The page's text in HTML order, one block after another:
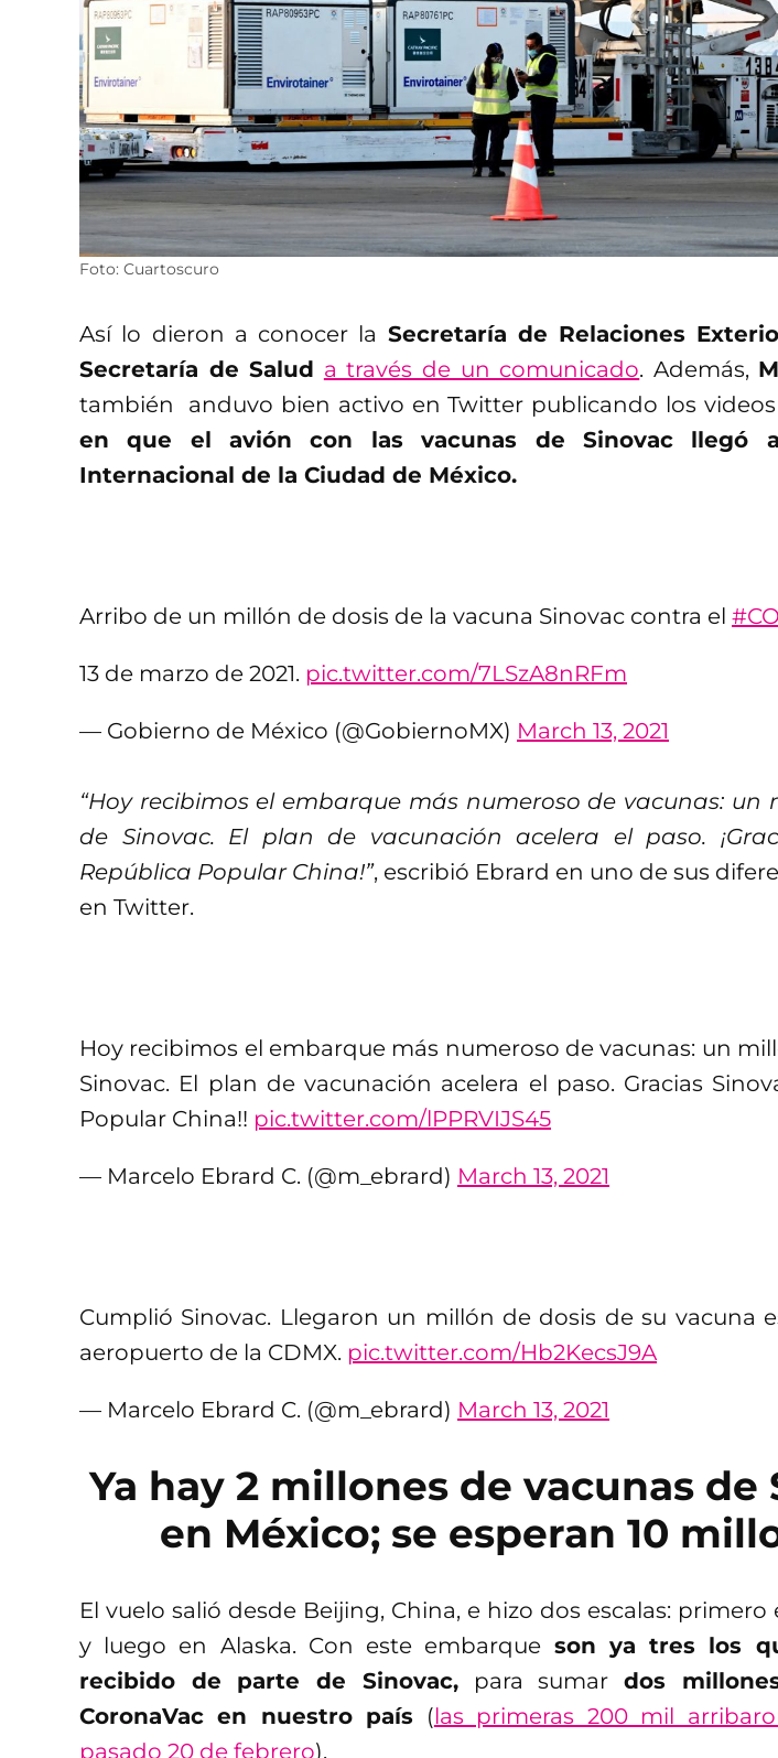
Foto: Cuartoscuro
Así lo dieron a conocer la Secretaría de Relaciones
Secretaría de Salud a través de un comunicado. Además,
también anduvo bien activo en Twitter publicando los
en que el avión con las vacunas de Sinovac llegó
Internacional de la Ciudad de México.
Arribo de un millón de dosis de la vacuna Sinovac contra el
13 de marzo de 2021. pic.twitter.com/7LSzA8nRFm
— Gobierno de México (@GobiernoMX) March 13, 2021
“Hoy recibimos el embarque más numeroso de vacunas: un
de Sinovac. El plan de vacunación acelera el paso.
República Popular China!”, escribió Ebrard en uno de sus
en Twitter.
Hoy recibimos el embarque más numeroso de vacunas: un
Sinovac. El plan de vacunación acelera el paso. Gracias
Popular China!! pic.twitter.com/lPPRVIJS45
— Marcelo Ebrard C. (@m_ebrard) March 13, 2021
Cumplió Sinovac. Llegaron un millón de dosis de su vacuna
aeropuerto de la CDMX. pic.twitter.com/Hb2KecsJ9A
— Marcelo Ebrard C. (@m_ebrard) March 13, 2021
Ya hay 2 millones de vacunas de
en México; se esperan 10
El vuelo salió desde Beijing, China, e hizo dos escalas:
y luego en Alaska. Con este embarque son ya tres los
recibido de parte de Sinovac,para sumar dos
CoronaVac en nuestro país (las primeras 200 mil
pasado 20 de febrero).